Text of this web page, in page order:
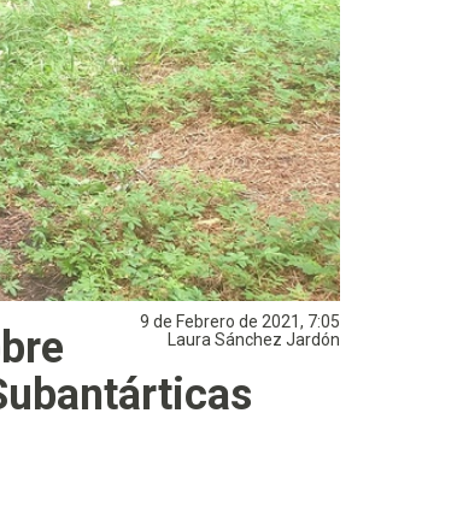
9 de Febrero de 2021, 7:05
Laura Sánchez Jardón